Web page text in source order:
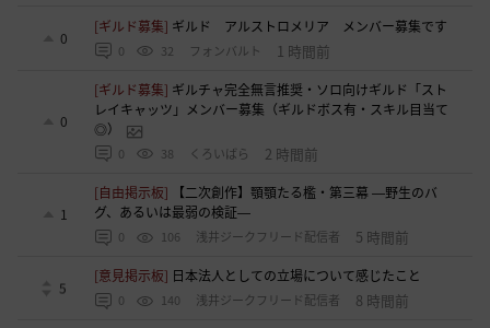
0
[ギルド募集] ギルド アルストロメリア メンバー募集です
0 32 フォンバルト 1 時間前
0
[ギルド募集] ギルチャ完全無言推奨・ソロ向けギルド「スト
レイキャッツ」メンバー募集（ギルドボス有・スキル目当て
◎）
0 38 くろいばら 2 時間前
1
[自由掲示板]
【二次創作】顎顎たる檻・第三幕 ―野生のバ
グ、あるいは最弱の検証―
0 106 浅井ジークフリード配信者 5 時間前
5
[意見掲示板] 日本法人としての立場について感じたこと
0 140 浅井ジークフリード配信者 8 時間前